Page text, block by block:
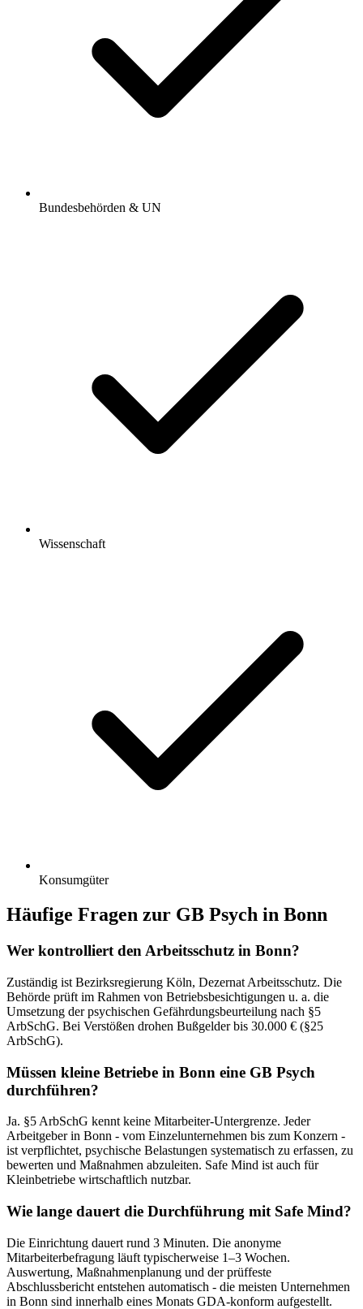
Bundesbehörden & UN
Wissenschaft
Konsumgüter
Häufige Fragen zur GB Psych in Bonn
Wer kontrolliert den Arbeitsschutz in Bonn?
Zuständig ist Bezirksregierung Köln, Dezernat Arbeitsschutz. Die
Behörde prüft im Rahmen von Betriebsbesichtigungen u. a. die
Umsetzung der psychischen Gefährdungsbeurteilung nach §5
ArbSchG. Bei Verstößen drohen Bußgelder bis 30.000 € (§25
ArbSchG).
Müssen kleine Betriebe in Bonn eine GB Psych
durchführen?
Ja. §5 ArbSchG kennt keine Mitarbeiter-Untergrenze. Jeder
Arbeitgeber in Bonn - vom Einzelunternehmen bis zum Konzern -
ist verpflichtet, psychische Belastungen systematisch zu erfassen, zu
bewerten und Maßnahmen abzuleiten. Safe Mind ist auch für
Kleinbetriebe wirtschaftlich nutzbar.
Wie lange dauert die Durchführung mit Safe Mind?
Die Einrichtung dauert rund 3 Minuten. Die anonyme
Mitarbeiterbefragung läuft typischerweise 1–3 Wochen.
Auswertung, Maßnahmenplanung und der prüffeste
Abschlussbericht entstehen automatisch - die meisten Unternehmen
in Bonn sind innerhalb eines Monats GDA-konform aufgestellt.